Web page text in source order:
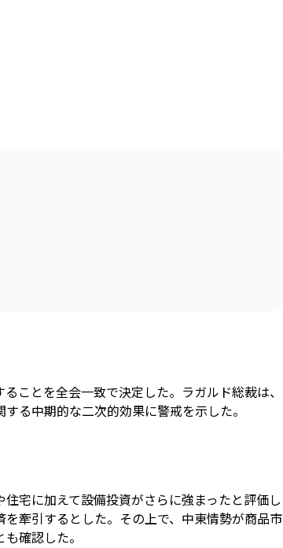
ことを全会一致で決定した。ラガルド総裁は、
る中期的な二次的効果に警戒を示した。
宅に加えて設備投資がさらに強まったと評価し
牽引するとした。その上で、中東情勢が商品市
確認した。